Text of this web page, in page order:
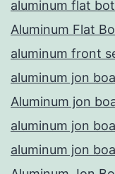
aluminum flat
Aluminum Flat
aluminum front
aluminum jon
Aluminum jon
aluminum jon
aluminum jon